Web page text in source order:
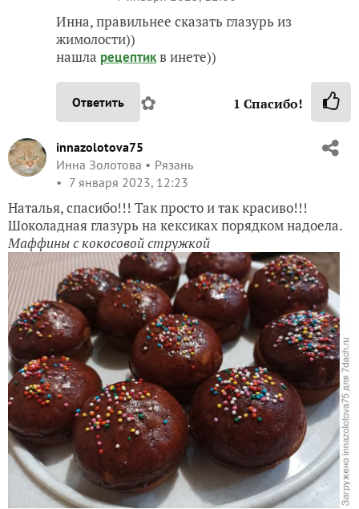
Инна, правильнее сказать глазурь из
жимолости))
нашла рецептикв инете))
Ответить ✿ 1 Спасибо!
innazolotova75
Инна Золотова
Рязань
7 января 2023, 12:23
Наталья, спасибо!!! Так просто и так красиво!!!
Шоколадная глазурь на кексиках порядком надоела.
Маффины с кокосовой стружкой